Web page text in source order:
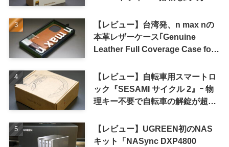
【レビュー】台湾発、n max nの
本革レザーケース｢Genuine
Leather Full Coverage Case for
【レビュー】自転車用スマートロ
ック『SESAMI サイクル 2』ｰ 物
理キー不要で自転車の解錠が超簡
【レビュー】UGREEN初のNAS
キット「NASync DXP4800